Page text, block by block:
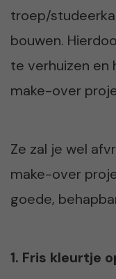
troep/
bouwen.
te verhuizen en
make-over
Ze zal je wel
make-over
goede,
1. Fris kleurtje